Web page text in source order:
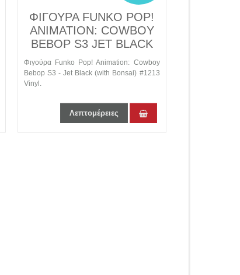
ΦΙΓΟΥΡΑ FUNKO POP!
ANIMATION: COWBOY
BEBOP S3 JET BLACK
WITH BONSAI #1213
Φιγούρα Funko Pop! Animation: Cowboy
Bebop S3 - Jet Black (with Bonsai) #1213
Vinyl.
Λεπτομέρειες